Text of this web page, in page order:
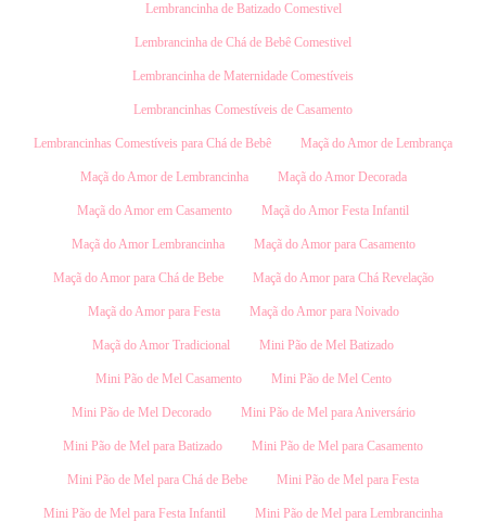
Lembrancinha de Batizado Comestivel
Lembrancinha de Chá de Bebê Comestivel
Lembrancinha de Maternidade Comestíveis
Lembrancinhas Comestíveis de Casamento
Lembrancinhas Comestíveis para Chá de Bebê Maçã do Amor de Lembrança
Maçã do Amor de Lembrancinha Maçã do Amor Decorada
Maçã do Amor em Casamento Maçã do Amor Festa Infantil
Maçã do Amor Lembrancinha Maçã do Amor para Casamento
Maçã do Amor para Chá de Bebe Maçã do Amor para Chá Revelação
Maçã do Amor para Festa Maçã do Amor para Noivado
Maçã do Amor Tradicional Mini Pão de Mel Batizado
Mini Pão de Mel Casamento Mini Pão de Mel Cento
Mini Pão de Mel Decorado Mini Pão de Mel para Aniversário
Mini Pão de Mel para Batizado Mini Pão de Mel para Casamento
Mini Pão de Mel para Chá de Bebe Mini Pão de Mel para Festa
Mini Pão de Mel para Festa Infantil Mini Pão de Mel para Lembrancinha